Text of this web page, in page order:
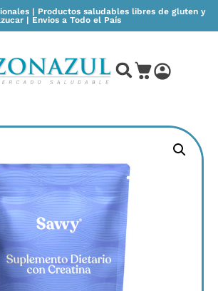
| Productos saludables libres de gluten y
| Envios a Todo el País